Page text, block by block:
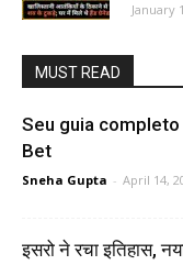
January
MUST READ
Seu guia
Bet
Sneha Gupta - April 14,
इसरो ने रचा इतिहास,